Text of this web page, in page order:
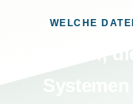
WELCHE